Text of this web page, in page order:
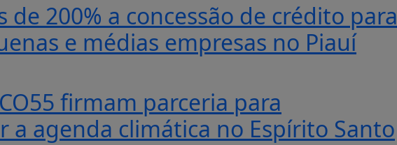
de 200% a concessão de crédito para
e médias empresas no Piauí
firmam parceria para
a agenda climática no Espírito Santo